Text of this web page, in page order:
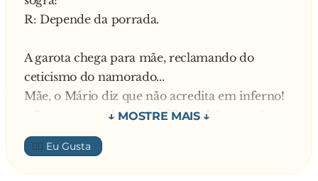
— Que nada, fia.... É piquinininho de dá dó!!!!
R: Depende da porrada.
A garota chega para mãe, reclamando do
ceticismo do namorado...
Mãe, o Mário diz que não acredita em inferno!
- Case-se com ele minha filha e deixe comigo
que eu o farei acreditar!
O homem leva um susto que ao ouvir de sua
👍🏼